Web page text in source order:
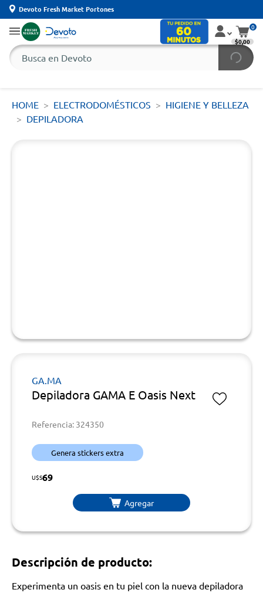
Devoto Fresh Market Portones
0
$0,00
HOME ELECTRODOMÉSTICOS
HIGIENE Y BELLEZA
DEPILADORA
GA.MA
Depiladora GAMA E Oasis Next
Referencia: 324350
Genera stickers extra
U$S69
Agregar
Descripción de producto:
Experimenta un oasis en tu piel con la nueva depiladora